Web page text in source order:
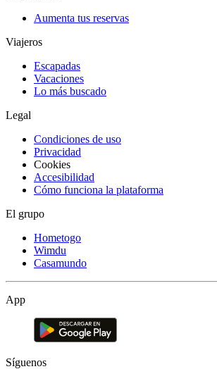
Aumenta tus reservas
Viajeros
Escapadas
Vacaciones
Lo más buscado
Legal
Condiciones de uso
Privacidad
Cookies
Accesibilidad
Cómo funciona la plataforma
El grupo
Hometogo
Wimdu
Casamundo
App
Síguenos